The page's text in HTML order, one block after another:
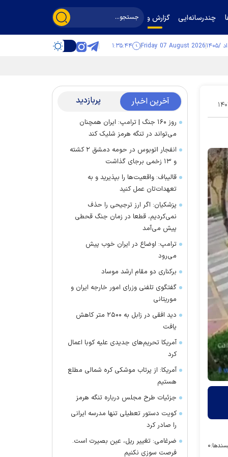
چندرسانه‌ایی گزارش و گفت‌وگو
Friday 07 August 2026 ۱:۳۵:۴۴
۱۳
۰
آخرین اخبار پربازدید
روز ۱۶۰ جنگ | ترامپ: ایران همچنان
می‌تواند در تنگه هرمز شلیک کند
انفجار اتوبوس در حومه دمشق ۲ کشته
و ۱۳ زخمی برجای گذاشت
قالیباف: واقعیت‌ها را بپذیرید و به
تعهدات‌تان عمل کنید
پزشکیان: اگر ارز ترجیحی را حذف
نمی‌کردیم، قطعا در زمان جنگ قحطی
پیش می‌آمد
ترامپ: اوضاع در ایران خوب پیش
می‌رود
برکناری دو مقام ارشد موساد
گفتگوی تلفنی وزرای امور خارجه ایران و
موریتانی
دید افقی در زابل به ۲۵۰۰ متر کاهش
یافت
آمریکا تحریم‌های جدیدی علیه کوبا اعمال
کرد
آمریکا: از پرتاب موشکی کره شمالی مطلع
هستیم
جزئیات طرح مجلس درباره تنگه هرمز
کویت دستور تعطیلی تنها مدرسه ایرانی
را صادر کرد
ضرغامی: تغییر ریل، عین بصیرت است.
فرصت سوزی نکنیم